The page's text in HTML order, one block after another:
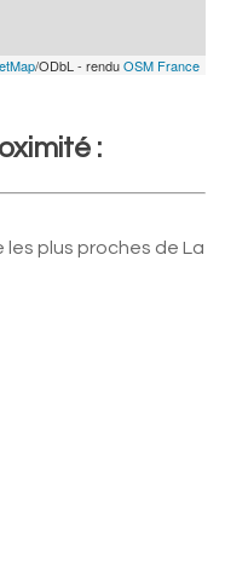
/ODbL - renduOSM France
:
plus proches de La